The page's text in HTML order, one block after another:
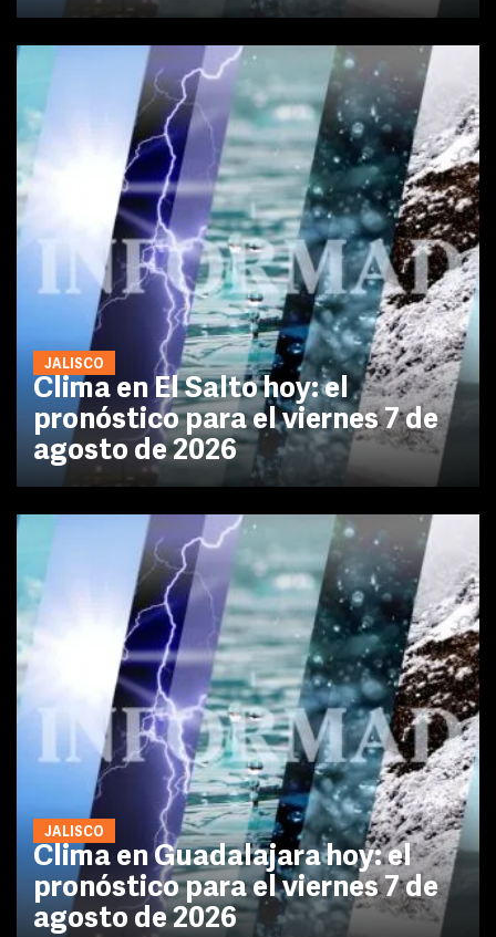
JALISCO
Clima en El Salto hoy: el
pronóstico para el viernes 7 de
agosto de 2026
JALISCO
Clima en Guadalajara hoy: el
pronóstico para el viernes 7 de
agosto de 2026